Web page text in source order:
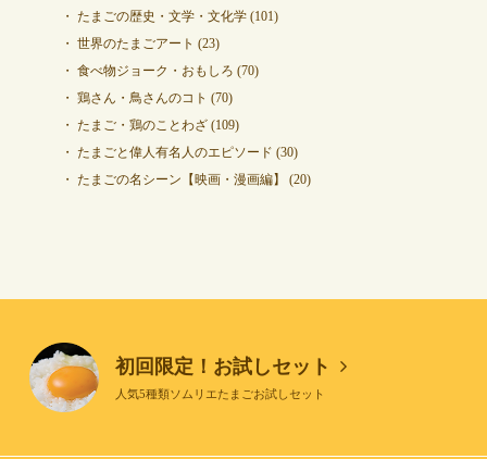
たまごの歴史・文学・文化学(101)
世界のたまごアート (23)
食べ物ジョーク・おもしろ (70)
鶏さん・鳥さんのコト (70)
たまご・鶏のことわざ(109)
たまごと偉人有名人のエピソード (30)
たまごの名シーン【映画・漫画編】
(20)
初回限定！お試しセット
人気5種類ソムリエたまごお試しセット